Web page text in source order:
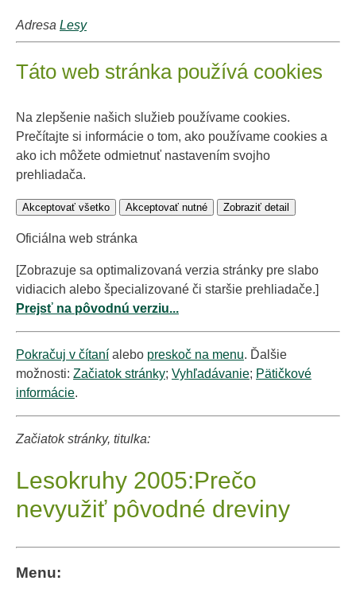
Adresa Lesy
Táto web stránka používá cookies
Na zlepšenie našich služieb používame cookies.
Prečítajte si informácie o tom, ako používame cookies a
ako ich môžete odmietnuť nastavením svojho
prehliadača.
Akceptovať všetko Akceptovať nutné Zobraziť detail
Oficiálna web stránka
[Zobrazuje sa optimalizovaná verzia stránky pre slabo
vidiacich alebo špecializované či staršie prehliadače.]
Prejsť na pôvodnú verziu...
Pokračuj v čítaní alebo preskoč na menu. Ďalšie
možnosti: Začiatok stránky; Vyhľadávanie; Pätičkové
informácie.
Začiatok stránky, titulka:
Lesokruhy 2005:Prečo
nevyužiť pôvodné dreviny
Menu: